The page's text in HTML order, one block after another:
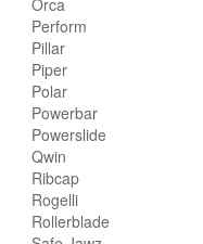
Perform
Pillar
Piper
Polar
Powerbar
Powerslide
Qwin
Ribcap
Rogelli
Rollerblade